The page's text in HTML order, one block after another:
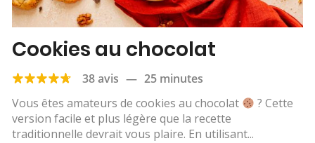
Cookies au chocolat
38 avis — 25 minutes
Vous êtes amateurs de cookies au chocolat
? Cette
version facile et plus légère que la recette
traditionnelle devrait vous plaire. En utilisant...